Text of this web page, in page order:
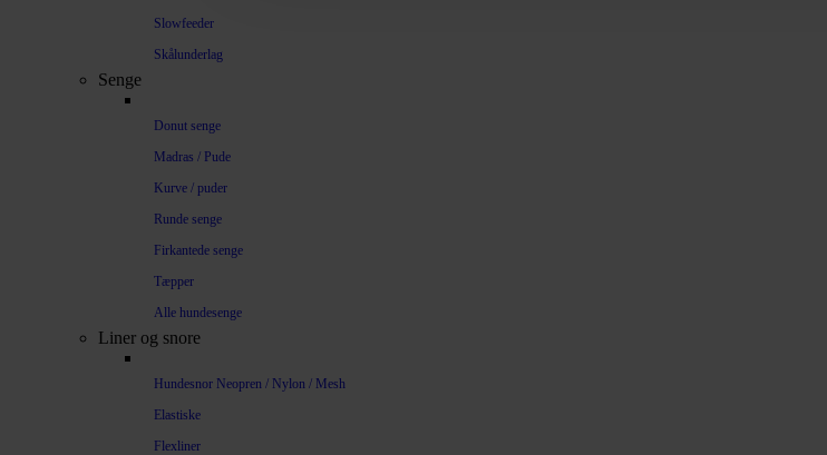
Slowfeeder
Skålunderlag
Senge
Donut senge
Madras / Pude
Kurve / puder
Runde senge
Firkantede senge
Tæpper
Alle hundesenge
Liner og snore
Hundesnor Neopren / Nylon / Mesh
Elastiske
Flexliner